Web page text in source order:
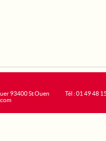
93400 St Ouen
Tél : 01 49 48